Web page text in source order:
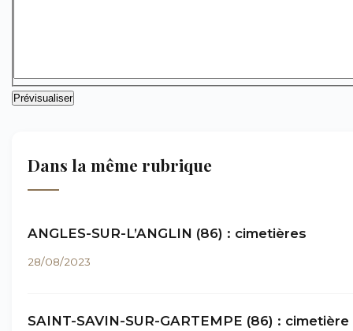
Dans la même rubrique
ANGLES-SUR-L’ANGLIN (86) : cimetières
28/08/2023
SAINT-SAVIN-SUR-GARTEMPE (86) : cimetière